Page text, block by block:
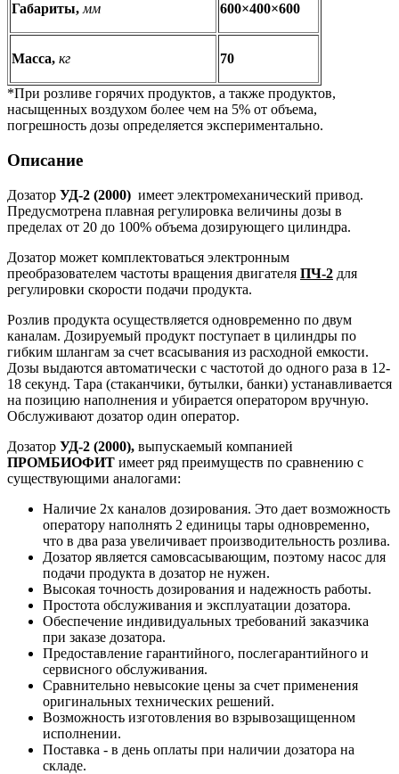
Габариты, мм 600×400×600
Масса, кг 70
*При розливе горячих продуктов, а также продуктов,
насыщенных воздухом более чем на 5% от объема,
погрешность дозы определяется экспериментально.
Описание
Дозатор УД-2 (2000) имеет электромеханический привод.
Предусмотрена плавная регулировка величины дозы в
пределах от 20 до 100% объема дозирующего цилиндра.
Дозатор может комплектоваться электронным
преобразователем частоты вращения двигателя ПЧ-2 для
регулировки скорости подачи продукта.
Розлив продукта осуществляется одновременно по двум
каналам. Дозируемый продукт поступает в цилиндры по
гибким шлангам за счет всасывания из расходной емкости.
Дозы выдаются автоматически с частотой до одного раза в 12-
18 секунд. Тара (стаканчики, бутылки, банки) устанавливается
на позицию наполнения и убирается оператором вручную.
Обслуживают дозатор один оператор.
Дозатор УД-2 (2000), выпускаемый компанией
ПРОМБИОФИТ имеет ряд преимуществ по сравнению с
существующими аналогами:
Наличие 2х каналов дозирования. Это дает возможность
оператору наполнять 2 единицы тары одновременно,
что в два раза увеличивает производительность розлива.
Дозатор является самовсасывающим, поэтому насос для
подачи продукта в дозатор не нужен.
Высокая точность дозирования и надежность работы.
Простота обслуживания и эксплуатации дозатора.
Обеспечение индивидуальных требований заказчика
при заказе дозатора.
Предоставление гарантийного, послегарантийного и
сервисного обслуживания.
Сравнительно невысокие цены за счет применения
оригинальных технических решений.
Возможность изготовления во взрывозащищенном
исполнении.
Поставка - в день оплаты при наличии дозатора на
складе.